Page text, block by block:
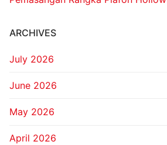
ARCHIVES
July 2026
June 2026
May 2026
April 2026